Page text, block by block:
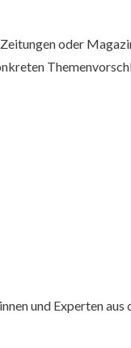
oder
und Experten